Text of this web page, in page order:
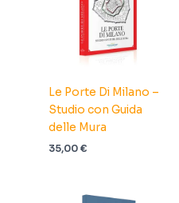
Le Porte Di Milano –
Studio con Guida
delle Mura
35,00€